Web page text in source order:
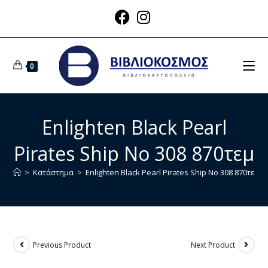
0
Enlighten Black Pearl
Pirates Ship No 308 870τεμ
> Κατάστημα > Enlighten Black Pearl Pirates Ship No 308 870τεμ
Previous Product Next Product